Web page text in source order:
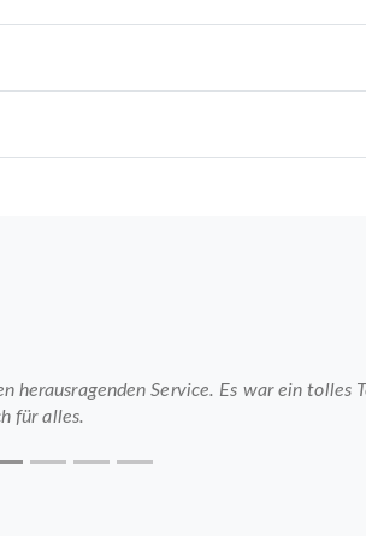
herausragenden Service. Es war ein tolles
für alles.